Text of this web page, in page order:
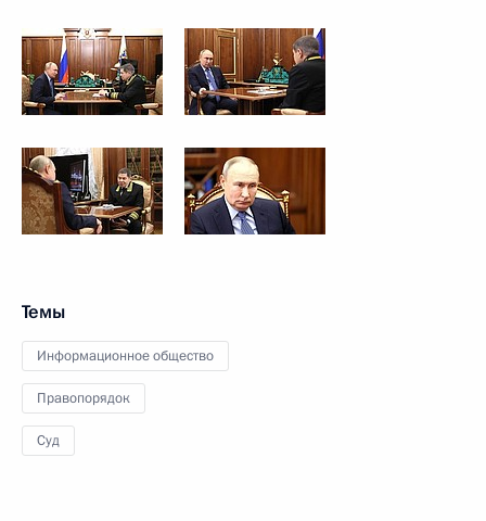
Темы
Информационное общество
Правопорядок
Суд